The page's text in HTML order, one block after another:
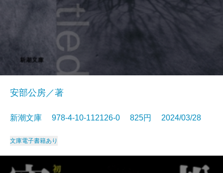
安部公房／著
新潮文庫 978-4-10-112126-0 825円 2024/03/28
文庫電子書籍あり